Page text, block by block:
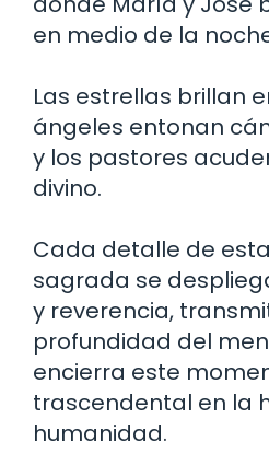
en medio de la
Las estrellas brillan
ángeles entonan
y los pastores
divino.
Cada detalle de
sagrada se
y reverencia,
profundidad del
encierra este
trascendental en la
humanidad.